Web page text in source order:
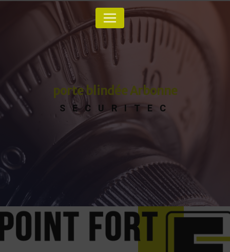
porte blindée Arbonne
SECURITEC
Panneau de gestion des cookies